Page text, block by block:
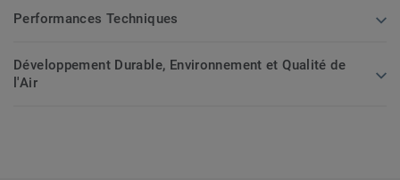
Performances Techniques
Développement Durable, Environnement et Qualité de
l'Air